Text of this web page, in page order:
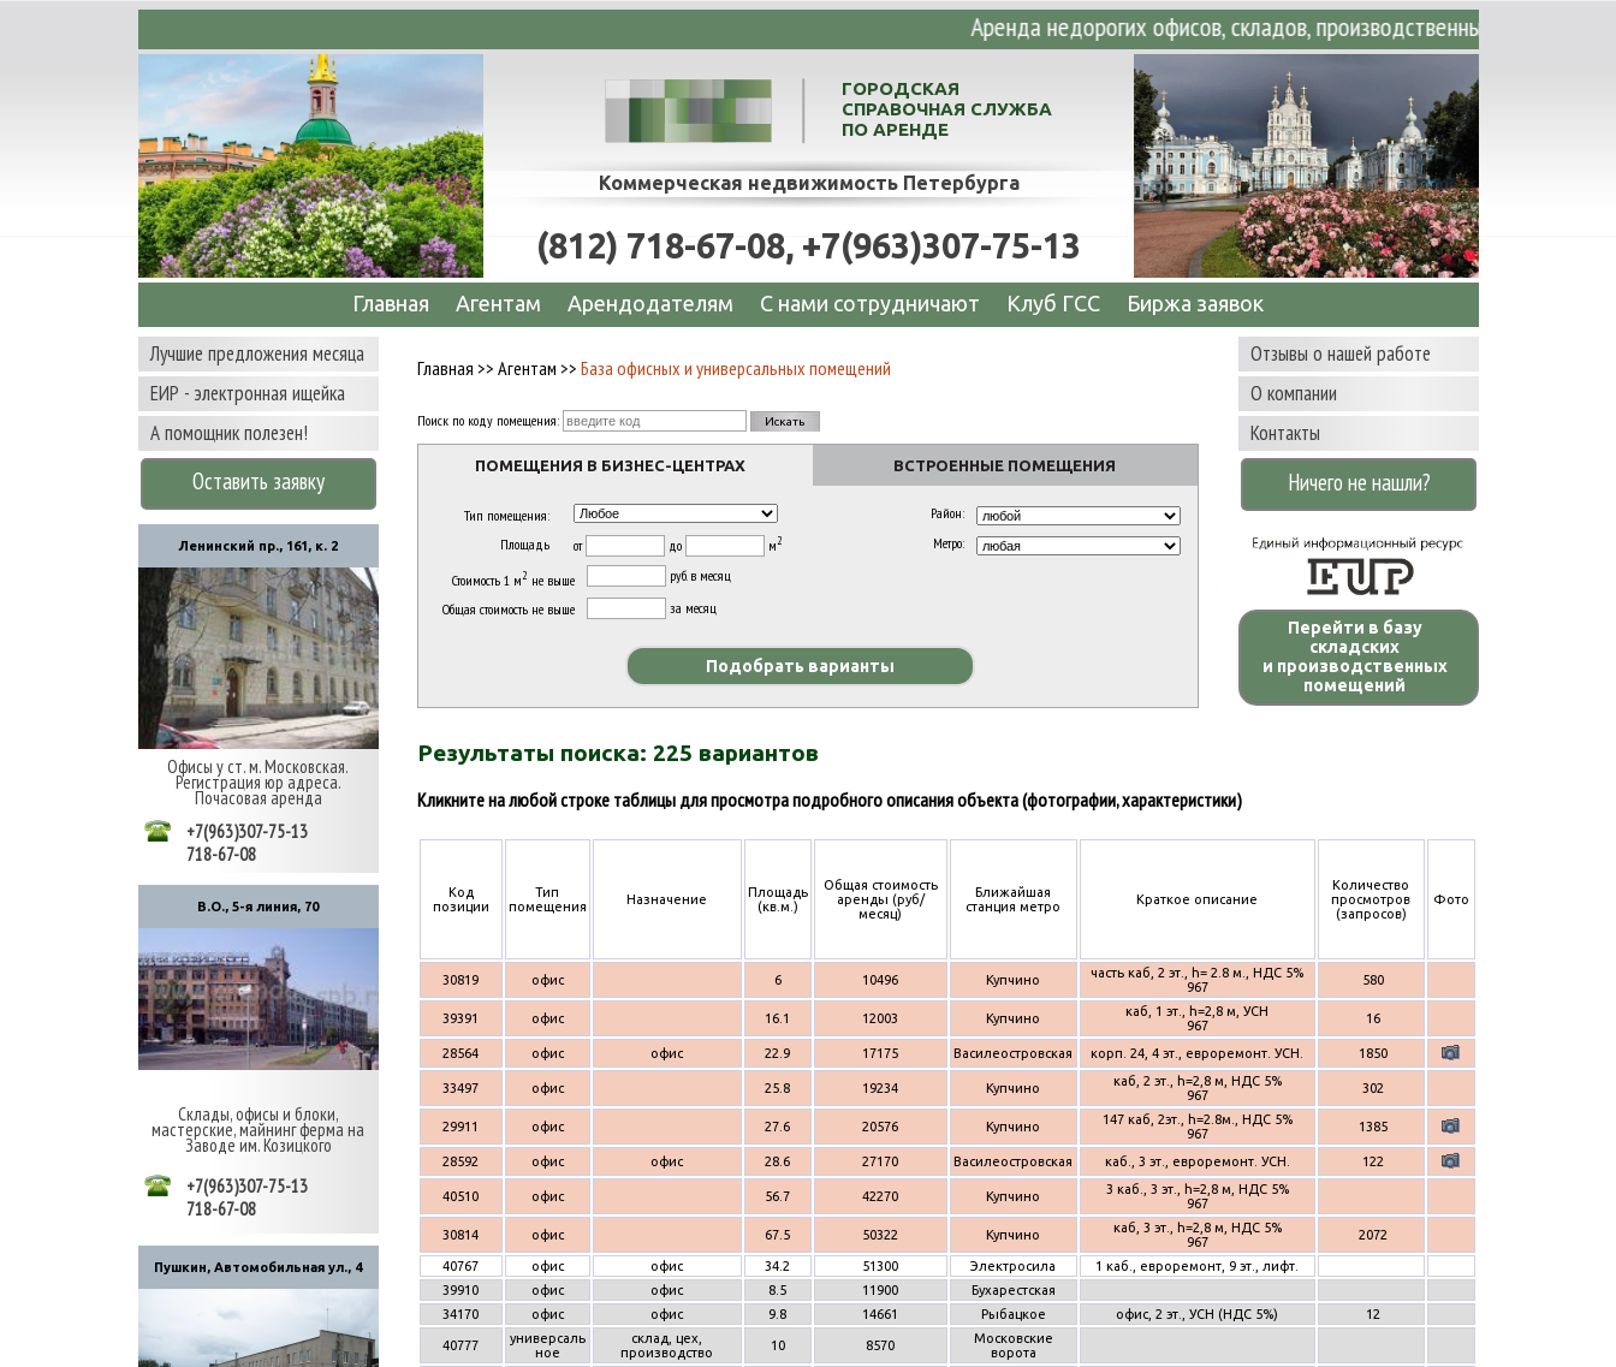
недорогих офисов, складов, производственных и торговых помещений – мы уже нашли все, что вы ищете! • Аренда офисных,
ГОРОДСКАЯ
СПРАВОЧНАЯ СЛУЖБА
ПО АРЕНДЕ
Коммерческая недвижимость Петербурга
(812) 718-67-08, +7(963)307-75-13
Главная Агентам Арендодателям C нами сотрудничают Клуб ГСС Биржа заявок
Лучшие предложения месяца
ЕИР - электронная ищейка
А помощник полезен!
Оставить заявку
Ленинский пр., 161, к. 2
Офисы у ст. м. Московская.
Регистрация юр адреса.
Почасовая аренда
+7(963)307-75-13
718-67-08
В.О., 5-я линия, 70
Склады, офисы и блоки,
мастерские, майнинг ферма на
Заводе им. Козицкого
+7(963)307-75-13
718-67-08
Пушкин, Автомобильная ул., 4
Главная >> Агентам >> База офисных и универсальных помещений
Поиск по коду помещения:
ПОМЕЩЕНИЯ В БИЗНЕС-ЦЕНТРАХ ВСТРОЕННЫЕ ПОМЕЩЕНИЯ
Тип помещения:
Площадь
от до м2
Стоимость 1 м2 не выше
руб. в месяц
Общая стоимость не выше
за месяц
Район:
Метро:
Отзывы о нашей работе
О компании
Контакты
Ничего не нашли?
Перейти в базу
складских
и производственных
помещений
Результаты поиска: 225 вариантов
Кликните на любой строке таблицы для просмотра подробного описания объекта (фотографии, характеристики)
Код
позиции
Тип
помещения
Назначение
Площадь
(кв.м.)
Общая стоимость
аренды (руб/
месяц)
Ближайшая
станция метро
Краткое описание
Количество
просмотров
(запросов)
Фото
30819 офис 6 10496 Купчино
часть каб, 2 эт., h= 2.8 м., НДС 5%
967
580
39391 офис 16.1 12003 Купчино
каб, 1 эт., h=2,8 м, УСН
967
16
28564 офис офис 22.9 17175 Василеостровская корп. 24, 4 эт., евроремонт. УСН. 1850
33497 офис 25.8 19234 Купчино
каб, 2 эт., h=2,8 м, НДС 5%
967
302
29911 офис 27.6 20576 Купчино
147 каб, 2эт., h=2.8м., НДС 5%
967
1385
28592 офис офис 28.6 27170 Василеостровская каб., 3 эт., евроремонт. УСН. 122
40510 офис 56.7 42270 Купчино
3 каб., 3 эт., h=2,8 м, НДС 5%
967
30814 офис 67.5 50322 Купчино
каб, 3 эт., h=2,8 м, НДС 5%
967
2072
40767 офис офис 34.2 51300 Электросила
1 каб., евроремонт, 9 эт., лифт.
39910
офис офис 8.5 11900
Бухарестская
34170
офис офис 9.8 14661 Рыбацкое офис, 2 эт., УСН (НДС 5%) 12
40777
универсаль
ное
склад, цех,
производство
10 8570
Московские
ворота